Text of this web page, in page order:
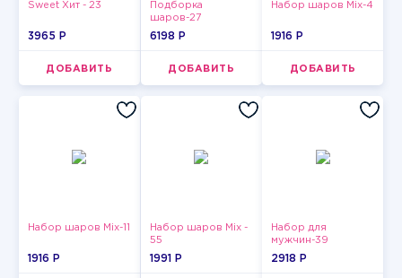
Sweet Хит - 23
3965 P
ДОБАВИТЬ
Подборка
шаров-27
6198 P
ДОБАВИТЬ
Набор шаров Mix-4
1916 P
ДОБАВИТЬ
Набор шаров Mix-11
1916 P
Набор шаров Mix -
55
1991 P
Набор для
мужчин-39
2918 P